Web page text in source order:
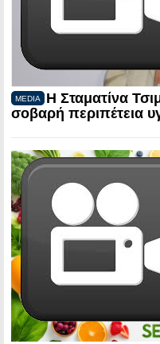
MEDIA
Η Σταματίνα
σοβαρή περιπέτεια